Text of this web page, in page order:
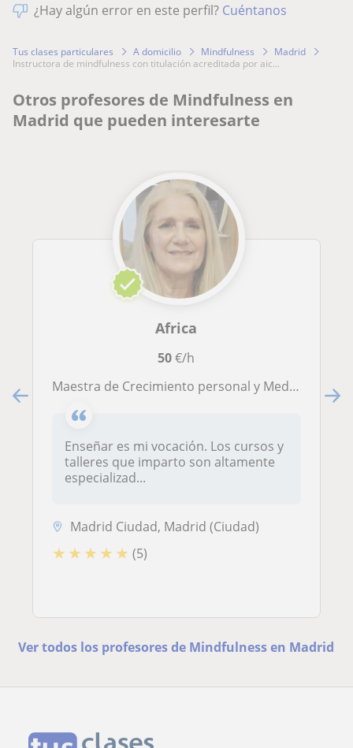
¿Hay algún error en este perfil? Cuéntanos
Tus clases particulares A domicilio Mindfulness
Madrid
instructora de mindfulness con titulación acreditada por aic...
Otros profesores de Mindfulness en
Madrid que pueden interesarte
Africa
50€/h
Maestra de Crecimiento personal y Meditación, con experiencia de más de 20 años, en Distrito Salamanca
Enseñar es mi vocación. Los cursos y
talleres que imparto son altamente
especializad...
Madrid Ciudad, Madrid (Ciudad)
★ ★ ★ ★ ★ (5)
Ver todos los profesores de Mindfulness en Madrid